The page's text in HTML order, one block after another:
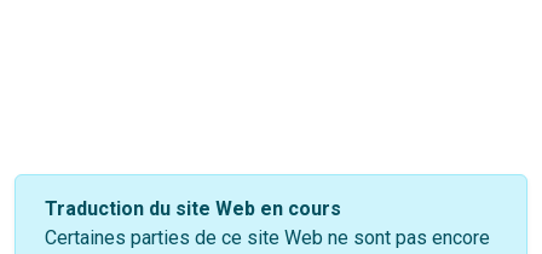
Traduction du site Web en cours
Certaines parties de ce site Web ne sont pas encore